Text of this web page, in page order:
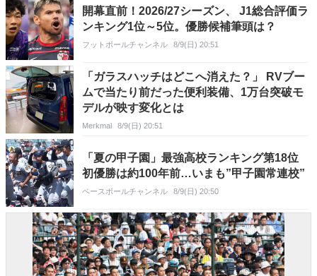
開幕直前！2026/27シーズン、 J1総合評価ラ
ンキング1位～5位。優勝候補筆頭は？
フットボールチャンネル 8/9(日) 20:51
「ガラスハッチはどこへ消えた？」 RVブー
ムで当たり前だった便利装備、1万台突破モ
デルが映す変化とは
Merkmal 8/9(日) 20:51
「夏の甲子園」最強高校ランキング第18位
初優勝は約100年前…いまも”甲子園常連校”
ベースボールチャンネル 8/9(日) 20:50